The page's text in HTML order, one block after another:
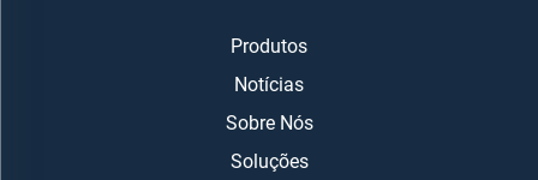
Produtos
Notícias
Sobre Nós
Soluções